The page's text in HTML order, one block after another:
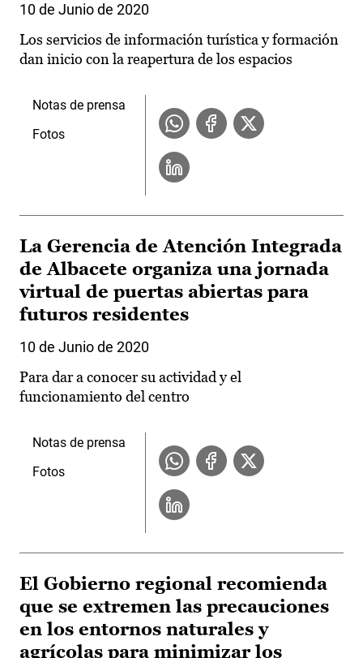
10 de Junio de 2020
Los servicios de información turística y formación
dan inicio con la reapertura de los espacios
Notas de prensa
Fotos
La Gerencia de Atención Integrada
de Albacete organiza una jornada
virtual de puertas abiertas para
futuros residentes
10 de Junio de 2020
Para dar a conocer su actividad y el
funcionamiento del centro
Notas de prensa
Fotos
El Gobierno regional recomienda
que se extremen las precauciones
en los entornos naturales y
agrícolas para minimizar los